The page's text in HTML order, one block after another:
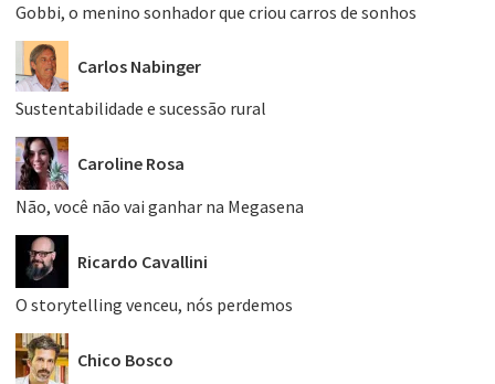
Gobbi, o menino sonhador que criou carros de sonhos
Carlos Nabinger
Sustentabilidade e sucessão rural
Caroline Rosa
Não, você não vai ganhar na Megasena
Ricardo Cavallini
O storytelling venceu, nós perdemos
Chico Bosco